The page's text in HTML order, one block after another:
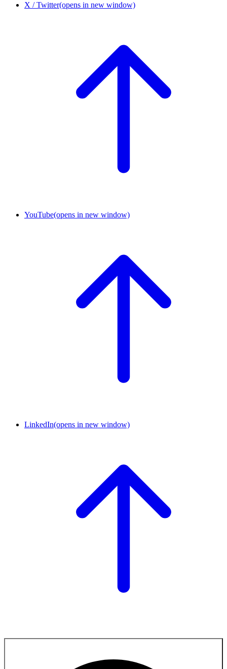
X / Twitter(opens in new window)
YouTube(opens in new window)
LinkedIn(opens in new window)